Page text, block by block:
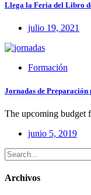
Llega la Feria del Libro
julio 19, 2021
Formación
Jornadas de
The upcoming budget
junio 5, 2019
Archivos